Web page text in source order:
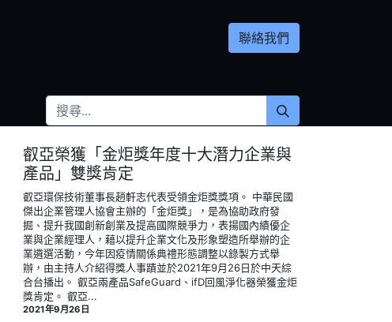
聯絡我們
叡亞榮獲「金炬獎年度十大潛力企業與
產品」雙獎肯定
叡亞環保技術董事長趙軒志代表受領金炬獎獎項。 ‍中華民國
傑出企業管理人協會主辦的「金炬獎」，是為協助政府發
掘、提升我國創新創業及提高國際競爭力，表揚國內績優企
業與企業經理人，藉以提升企業文化及形象塑造所舉辦的企
業遴選活動，今年因疫情關係典禮形態調整以錄製方式舉
辦，由主持人介紹得獎人事蹟並於2021年9月26日於中天綜
合台播出。 叡亞兩產品SafeGuard、ifD回風淨化器榮獲金炬
獎肯定。 ‍叡亞...
2021年9月26日